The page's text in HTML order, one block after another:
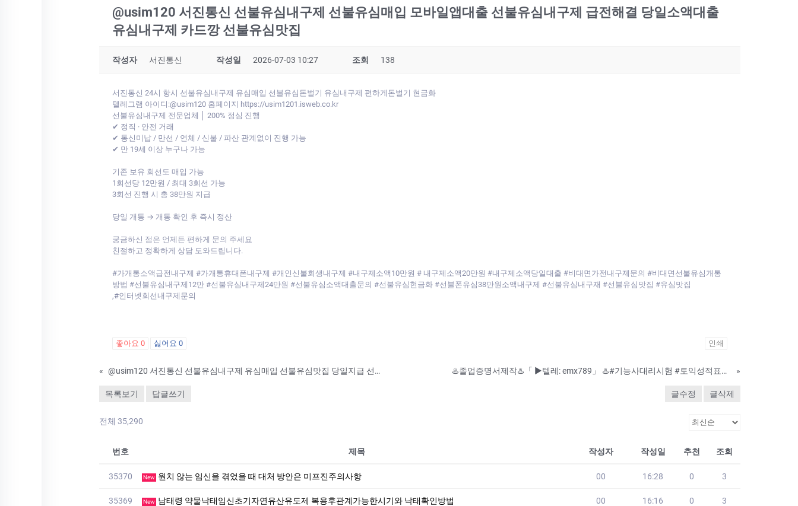
@usim120 서진통신 선불유심내구제 선불유심매입 모바일앱대출 선불유심내구제 급전해결 당일소액대출
유심내구제 카드깡 선불유심맛집
작성자 서진통신 작성일 2026-07-03 10:27 조회 138
서진통신 24시 항시 선불유심내구제 유심매입 선불유심돈벌기 유심내구제 편하게돈벌기 현금화
텔레그램 아이디:@usim120 홈페이지 https://usim1201.isweb.co.kr
선불유심내구제 전문업체 │ 200% 정심 진행
✔ 정직 · 안전 거래
✔ 통신미납 / 만선 / 연체 / 신불 / 파산 관계없이 진행 가능
✔ 만 19세 이상 누구나 가능
기존 보유 회선도 매입 가능
1회선당 12만원 / 최대 3회선 가능
3회선 진행 시 총 38만원 지급
당일 개통 → 개통 확인 후 즉시 정산
궁금하신 점은 언제든 편하게 문의 주세요
친절하고 정확하게 상담 도와드립니다.
#가개통소액급전내구제 #가개통휴대폰내구제 #개인신불회생내구제 #내구제소액10만원 # 내구제소액20만원 #내구제소액당일대출 #비대면가전내구제문의 #비대면선불유심개통
방법 #선불유심내구제12만 #선불유심내구제24만원 #선불유심소액대출문의 #선불유심현금화 #선불폰유심38만원소액내구제 #선불유심내구재 #선불유심맛집 #유심맛집
,#인터넷회선내구제문의
좋아요 0 싫어요 0 인쇄
« @usim120 서진통신 선불유심내구제 유심매입 선불유심맛집 당일지급 선불유심매입 현금화 ♨️졸업증명서제작♨️「 ▶텔레: emx789」 ♨️#기능사대리시험 #토익성적표위조 #자격증대리시험♨️ ♨️☂ 외국대학교졸업증명서♨️ 「 ▶텔레: emx789」✏ — 병원진단서제작전문,졸업장위조전문 졸업장전문위조,고등학교졸업증명서 »
목록보기 답글쓰기 글수정 글삭제
전체 35,290
번호 제목 작성자 작성일 추천 조회
35370 New 원치 않는 임신을 겪었을 때 대처 방안은 미­프진주의사항 00 16:28 0 3
35369 New 남태령 약물낙태임신초기자연유산유도제 복용후관계가능한시기와 낙태확인방법 00 16:16 0 3